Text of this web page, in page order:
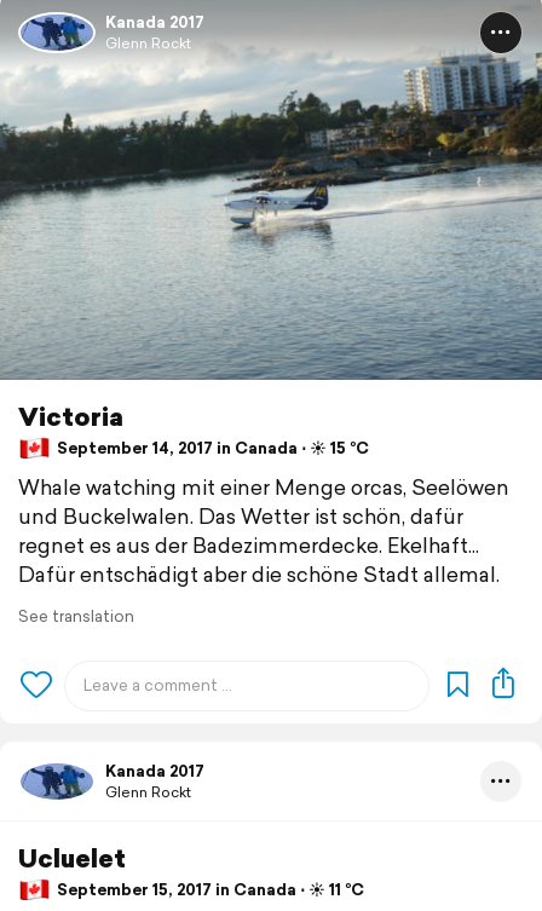
Kanada 2017
Glenn Rockt
Victoria
September 14, 2017 in Canada ⋅ ☀️ 15 °C
Whale watching mit einer Menge orcas, Seelöwen
und Buckelwalen. Das Wetter ist schön, dafür
regnet es aus der Badezimmerdecke. Ekelhaft...
Dafür entschädigt aber die schöne Stadt allemal.
See translation
Kanada 2017
Glenn Rockt
Ucluelet
September 15, 2017 in Canada ⋅ ☀️ 11 °C